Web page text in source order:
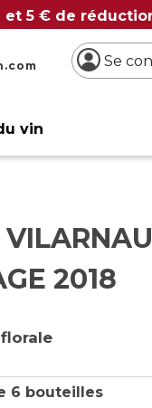
5 € de
Se
vin
2018
6 bouteilles